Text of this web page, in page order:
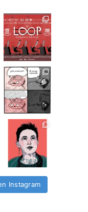
Instagram